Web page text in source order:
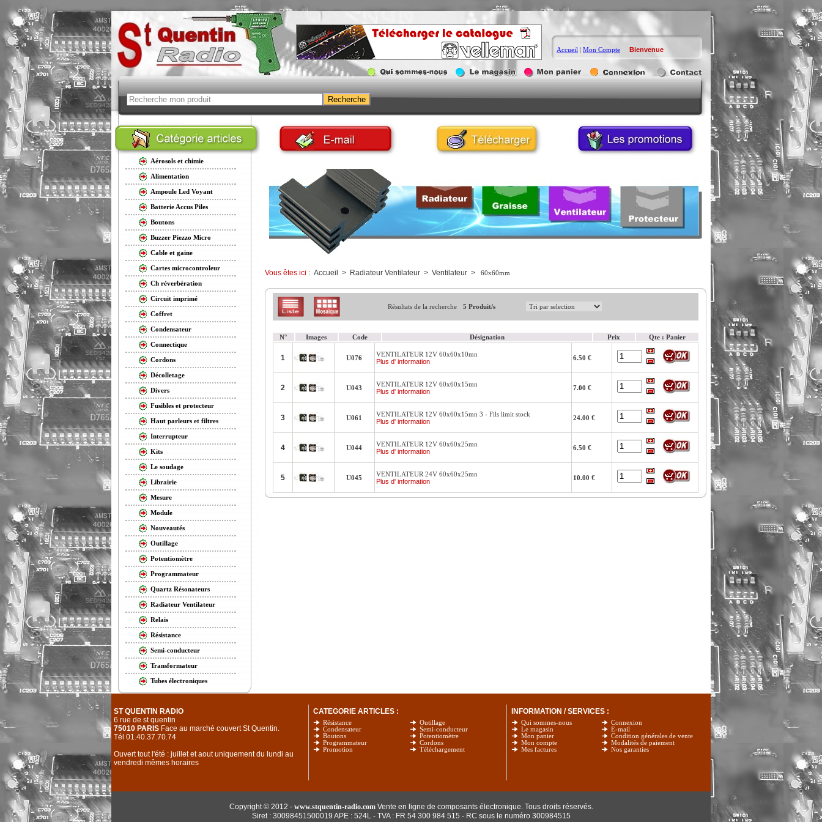
Accueil | Mon Compte Bienvenue
Aérosols et chimie
Alimentation
Ampoule Led Voyant
Batterie Accus Piles
Boutons
Buzzer Piezzo Micro
Cable et gaine
Cartes microcontroleur
Ch réverbération
Circuit imprimé
Coffret
Condensateur
Connectique
Cordons
Décolletage
Divers
Fusibles et protecteur
Haut parleurs et filtres
Interrupteur
Kits
Le soudage
Librairie
Mesure
Module
Nouveautés
Outillage
Potentiomètre
Programmateur
Quartz Résonateurs
Radiateur Ventilateur
Relais
Résistance
Semi-conducteur
Transformateur
Tubes électroniques
Vous êtes ici : Accueil > Radiateur Ventilateur> Ventilateur> 60x60mm
Résultats de la recherche 5 Produit/s
N° Images Code Désignation Prix Qte : Panier
1 U076
VENTILATEUR 12V 60x60x10mn
Plus d' information
6.50 €
2 U043
VENTILATEUR 12V 60x60x15mn
Plus d' information
7.00 €
3 U061
VENTILATEUR 12V 60x60x15mn 3 - Fils limit stock
Plus d' information
24.00 €
4 U044
VENTILATEUR 12V 60x60x25mn
Plus d' information
6.50 €
5 U045
VENTILATEUR 24V 60x60x25mn
Plus d' information
10.00 €
ST QUENTIN RADIO
6 rue de st quentin
75010 PARIS Face au marché couvert St Quentin.
Tél 01.40.37.70.74
Ouvert tout l'été : juillet et aout uniquement du lundi au
vendredi mêmes horaires
CATEGORIE ARTICLES :
Résistance
Condensateur
Boutons
Programmateur
Promotion
Outillage
Semi-conducteur
Potentiomètre
Cordons
Téléchargement
INFORMATION / SERVICES :
Qui sommes-nous
Le magasin
Mon panier
Mon compte
Mes factures
Connexion
E-mail
Condition générales de vente
Modalités de paiement
Nos garanties
Copyright © 2012 - www.stquentin-radio.comVente en ligne de composants électronique. Tous droits réservés.
Siret : 30098451500019 APE : 524L - TVA : FR 54 300 984 515 - RC sous le numéro 300984515